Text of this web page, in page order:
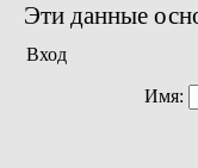
Эти данные
Вход
Имя: